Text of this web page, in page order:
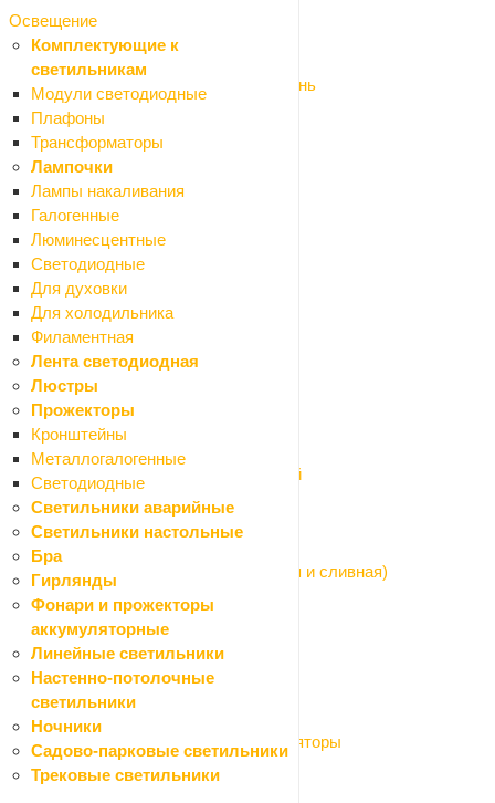
Освещение
Комплектующие к
светильникам
Модули светодиодные
Плафоны
Трансформаторы
Лампочки
Лампы накаливания
Галогенные
Люминесцентные
Светодиодные
Для духовки
Для холодильника
Филаментная
Лента светодиодная
Люстры
Прожекторы
Кронштейны
Металлогалогенные
Светодиодные
Светильники аварийные
Светильники настольные
Бра
Гирлянды
Фонари и прожекторы
аккумуляторные
Линейные светильники
Настенно-потолочные
светильники
Ночники
Садово-парковые светильники
Трековые светильники
Трубы и фитинги ПНД
Трубы и фитинги полипропилен
Фильтры для питьевой воды
Фитинги и комплектующие бронза/латунь
Фитинги стальные и чугунные
Система водяного отопления
Назад
Система водяного отопления
Водяной теплый пол
Коллекторы и комплектующие
Насосы циркуляционные
Полотенцесушители
Радиаторы
Шкафы коллекторные
Водонагреватели
Назад
Водонагреватели
Водонагреватели накопительные
Водонагреватели проточные
Комплектующие для водонагревателей
Канализационные трубы и фитинги
Назад
Канализационные трубы и фитинги
Арматура для бачка унитаза (наливная и сливная)
Арматура сливная (сифоны, гофры)
Канализация внутренняя
Канализация наружная
Насосы системы водоснабжения
Насосы системы водоснабжения
Баки расширительные и гидроаккумуляторы
Насосы поверхностные
Насосы погружные